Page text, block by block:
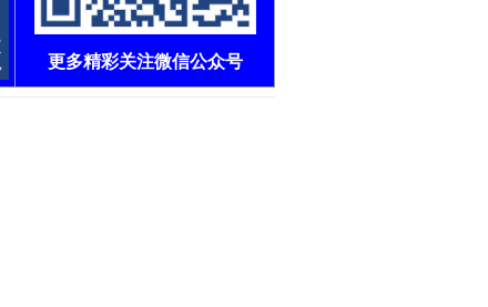
更多精彩关注微信公众号